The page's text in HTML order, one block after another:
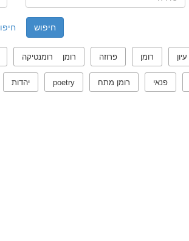
עיון רומן פרוזה רומן רומנטיקה
פנאי רומן מתח poetry יהדות